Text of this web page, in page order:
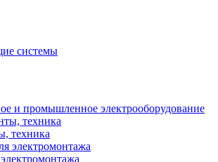
системы
и промышленное электрооборудование
техника